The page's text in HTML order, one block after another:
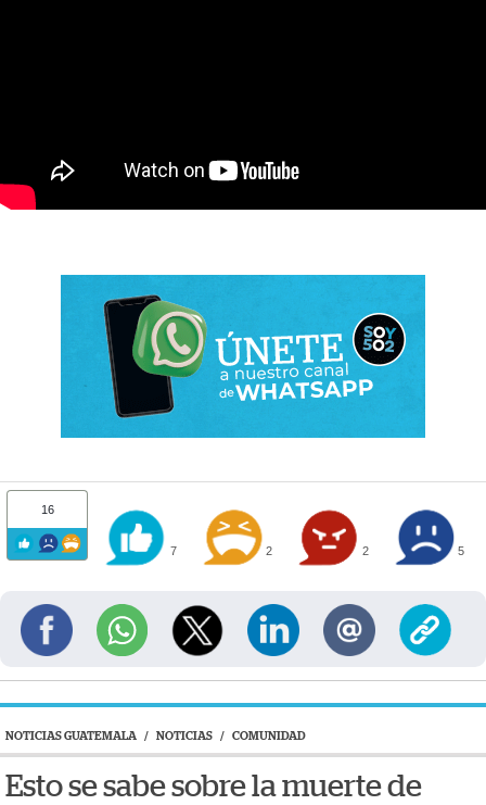
16
7 2 2 5
NOTICIAS GUATEMALA / NOTICIAS / COMUNIDAD
Esto se sabe sobre la muerte de